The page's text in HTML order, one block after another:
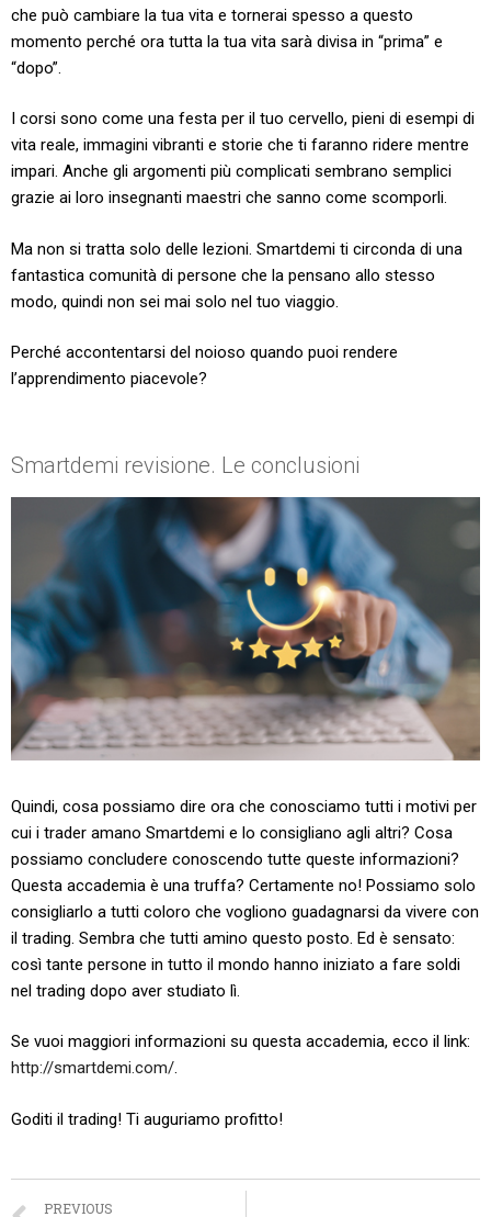
che può cambiare la tua vita e tornerai spesso a questo
momento perché ora tutta la tua vita sarà divisa in “prima” e
“dopo”.
I corsi sono come una festa per il tuo cervello, pieni di esempi di
vita reale, immagini vibranti e storie che ti faranno ridere mentre
impari. Anche gli argomenti più complicati sembrano semplici
grazie ai loro insegnanti maestri che sanno come scomporli.
Ma non si tratta solo delle lezioni. Smartdemi ti circonda di una
fantastica comunità di persone che la pensano allo stesso
modo, quindi non sei mai solo nel tuo viaggio.
Perché accontentarsi del noioso quando puoi rendere
l’apprendimento piacevole?
Smartdemi revisione. Le conclusioni
Quindi, cosa possiamo dire ora che conosciamo tutti i motivi per
cui i trader amano Smartdemi e lo consigliano agli altri? Cosa
possiamo concludere conoscendo tutte queste informazioni?
Questa accademia è una truffa? Certamente no! Possiamo solo
consigliarlo a tutti coloro che vogliono guadagnarsi da vivere con
il trading. Sembra che tutti amino questo posto. Ed è sensato:
così tante persone in tutto il mondo hanno iniziato a fare soldi
nel trading dopo aver studiato lì.
Se vuoi maggiori informazioni su questa accademia, ecco il link:
http://smartdemi.com/.
Goditi il trading! Ti auguriamo profitto!
PREVIOUS